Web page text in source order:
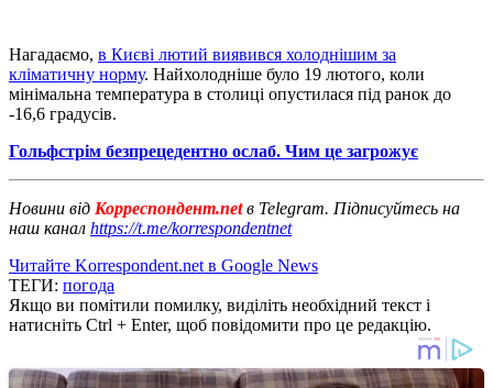
Нагадаємо, в Києві лютий виявився холоднішим за
кліматичну норму. Найхолодніше було 19 лютого, коли
мінімальна температура в столиці опустилася під ранок до
-16,6 градусів.
Гольфстрім безпрецедентно ослаб. Чим це загрожує
Новини від Корреспондент.netв Telegram. Підписуйтесь на
наш канал https://t.me/korrespondentnet
Читайте Korrespondent.net в Google News
ТЕГИ: погода
Якщо ви помітили помилку, виділіть необхідний текст і
натисніть Ctrl + Enter, щоб повідомити про це редакцію.